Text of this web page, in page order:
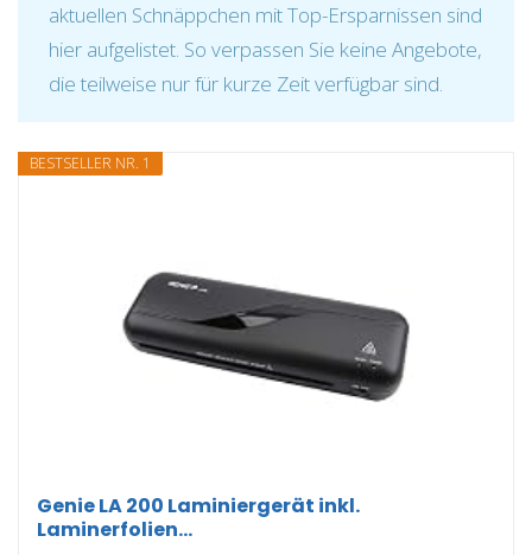
aktuellen Schnäppchen mit Top-Ersparnissen sind
hier aufgelistet. So verpassen Sie keine Angebote,
die teilweise nur für kurze Zeit verfügbar sind.
BESTSELLER NR. 1
Genie LA 200 Laminiergerät inkl.
Laminerfolien...